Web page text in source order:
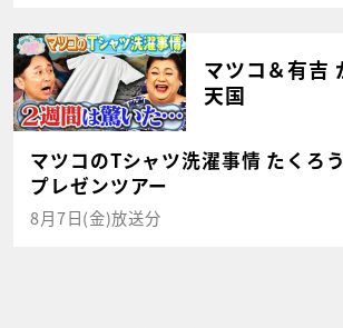
マツコ＆有吉
天国
マツコのTシャツ洗濯事情 たくろ
プレゼンツアー
8月7日(金)放送分